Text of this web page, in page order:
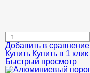
Добавить в сравнение
Купить Купить в 1 клик
Быстрый просмотр